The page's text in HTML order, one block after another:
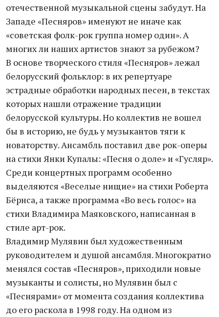
отечественной музыкальной сцены забудут. На
Западе «Песняров» именуют не иначе как
«советская фолк-рок группа номер один». А
многих ли наших артистов знают за рубежом?
В основе творческого стиля «Песняров» лежал
белорусский фольклор: в их репертуаре
эстрадные обработки народных песен, в текстах
которых нашли отражение традиции
белорусской культуры. Но коллектив не вошел
бы в историю, не будь у музыкантов тяги к
новаторству. Ансамбль поставил две рок-оперы
на стихи Янки Купалы: «Песня о доле» и «Гусляр».
Среди концертных программ особенно
выделяются «Веселые нищие» на стихи Роберта
Бёрнса, а также программа «Во весь голос» на
стихи Владимира Маяковского, написанная в
стиле арт-рок.
Владимир Мулявин был художественным
руководителем и душой ансамбля. Многократно
менялся состав «Песняров», приходили новые
музыканты и солисты, но Мулявин был с
«Песнярами» от момента создания коллектива
до его раскола в 1998 году. На одном из